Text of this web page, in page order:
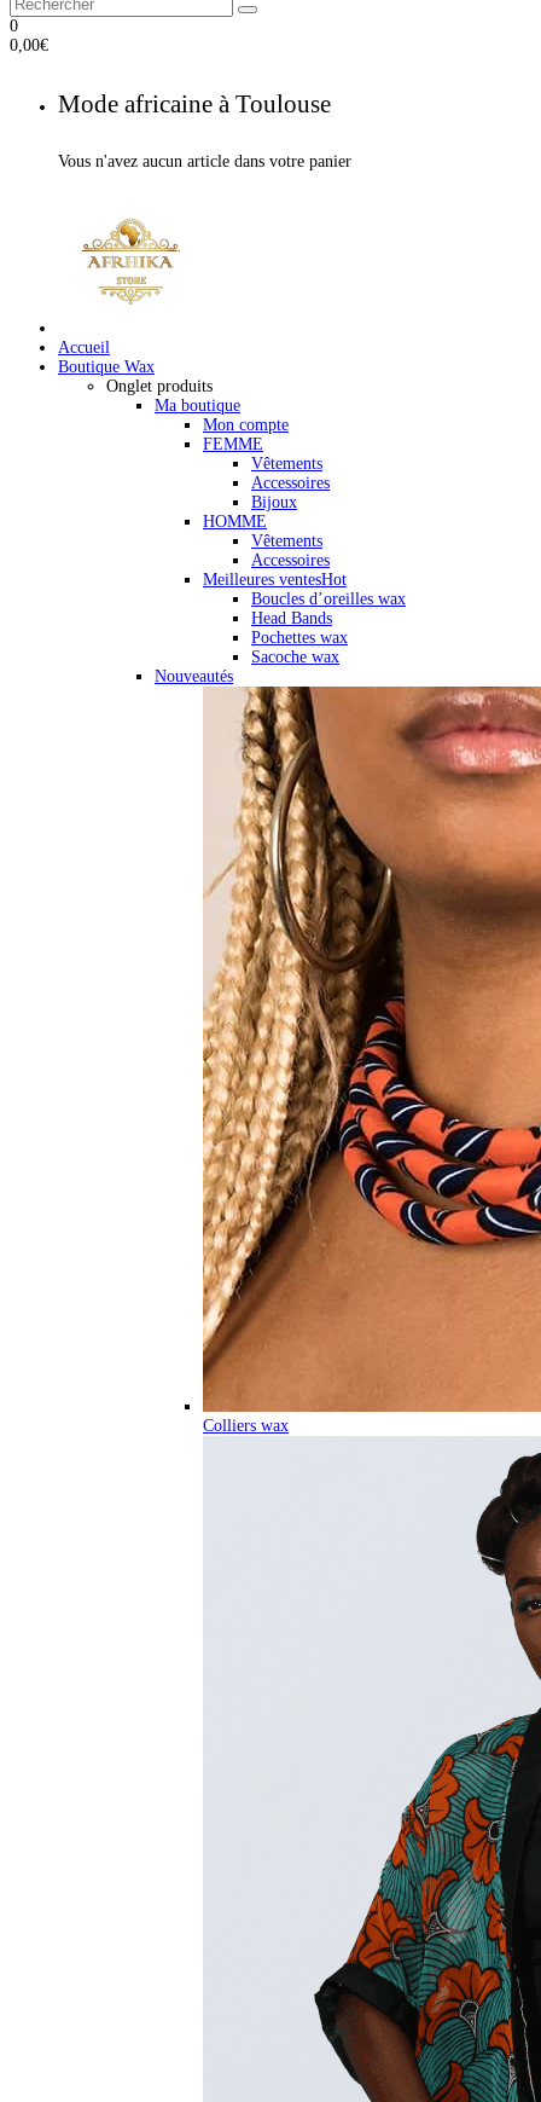
0
0,00€
Mode africaine à Toulouse
Vous n'avez aucun article dans votre panier
Accueil
Boutique Wax
Onglet produits
Ma boutique
Mon compte
FEMME
Vêtements
Accessoires
Bijoux
HOMME
Vêtements
Accessoires
Meilleures ventesHot
Boucles d’oreilles wax
Head Bands
Pochettes wax
Sacoche wax
Nouveautés
Colliers wax